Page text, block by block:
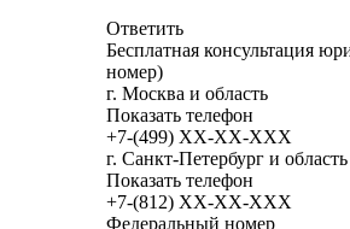
Ответить
Бесплатная консультация
номер)
г. Москва и область
Показать телефон
+7-(499) XX-XX-XXX
г. Санкт-Петербург и область
Показать телефон
+7-(812) XX-XX-XXX
Федеральный номер